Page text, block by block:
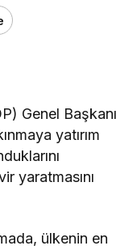
Genel Başkanı
yatırım
yaratmasını
ülkenin en